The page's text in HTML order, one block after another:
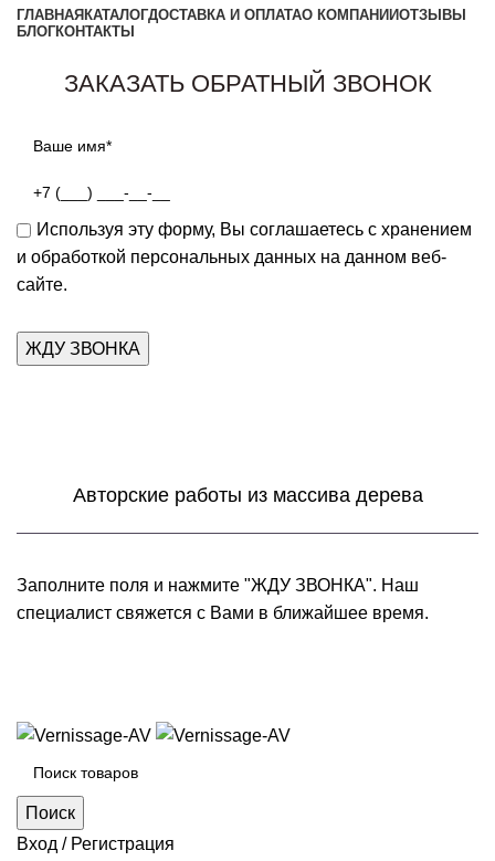
ГЛАВНАЯ КАТАЛОГДОСТАВКА И ОПЛАТАО КОМПАНИИОТЗЫВЫ
БЛОГКОНТАКТЫ
ЗАКАЗАТЬ ОБРАТНЫЙ ЗВОНОК
Используя эту форму, Вы соглашаетесь с хранением
и обработкой персональных данных на данном веб-
сайте.
Авторские работы из массива дерева
Заполните поля и нажмите "ЖДУ ЗВОНКА". Наш
специалист свяжется с Вами в ближайшее время.
Поиск
Вход / Регистрация